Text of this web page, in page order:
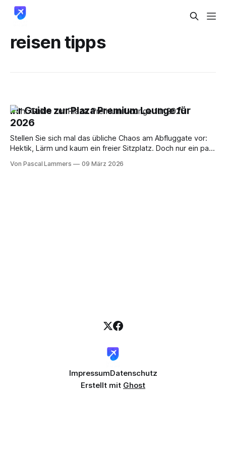
reisen tipps
Ihr Guide zur Plaza Premium Lounge für
2026
Stellen Sie sich mal das übliche Chaos am Abfluggate vor:
Hektik, Lärm und kaum ein freier Sitzplatz. Doch nur ein paar
Ruhe warten. Genau diese Rolle übernehmen die Plaza
Von Pascal Lammers 09 März 2026
ImpressumDatenschutz
Erstellt mit Ghost